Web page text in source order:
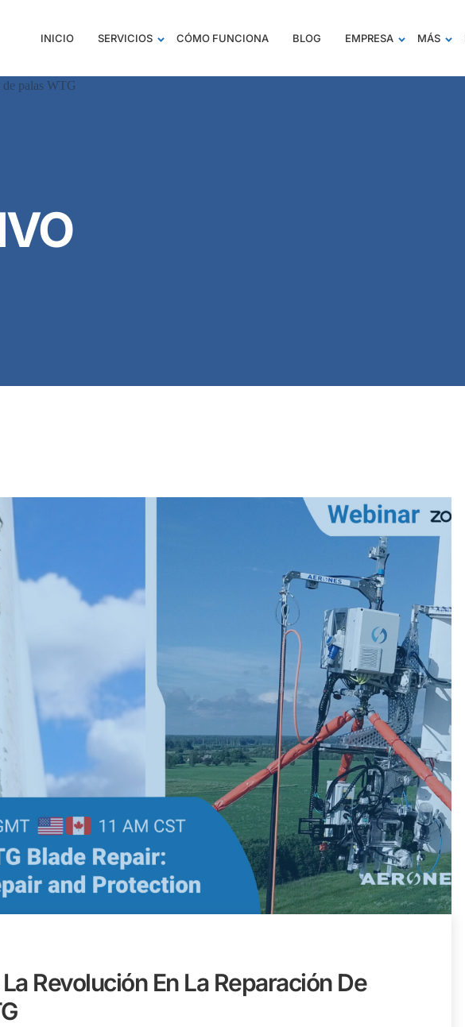
INICIO SERVICIOS CÓMO FUNCIONA BLOG EMPRESA MÁS
Revolución En La Reparación De